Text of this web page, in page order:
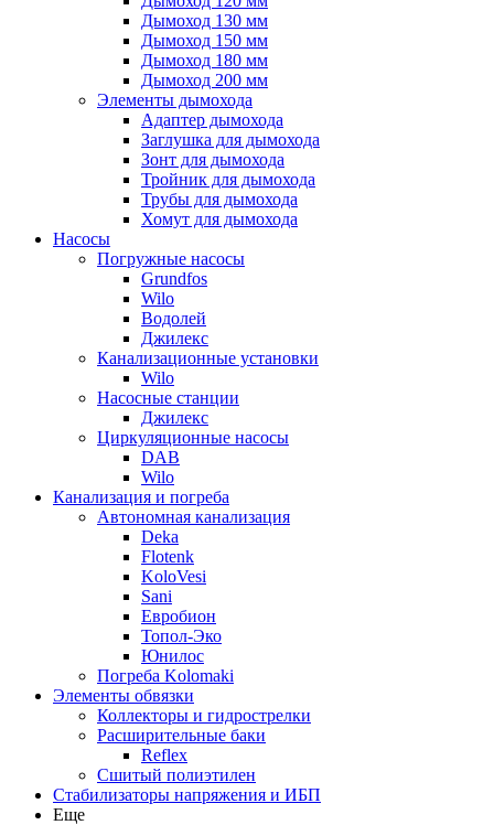
Дымоход 130 мм
Дымоход 150 мм
Дымоход 180 мм
Дымоход 200 мм
Элементы дымохода
Адаптер дымохода
Заглушка для дымохода
Зонт для дымохода
Тройник для дымохода
Трубы для дымохода
Хомут для дымохода
Насосы
Погружные насосы
Grundfos
Wilo
Водолей
Джилекс
Канализационные установки
Wilo
Насосные станции
Джилекс
Циркуляционные насосы
DAB
Wilo
Канализация и погреба
Автономная канализация
Deka
Flotenk
KoloVesi
Sani
Евробион
Топол-Эко
Юнилос
Погреба Kolomaki
Элементы обвязки
Коллекторы и гидрострелки
Расширительные баки
Reflex
Сшитый полиэтилен
Стабилизаторы напряжения и ИБП
Еще